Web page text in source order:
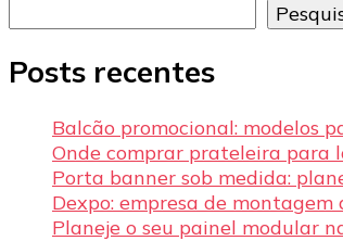
Posts recentes
Balcão promocional: modelos
Onde comprar prateleira para
Porta banner sob medida:
Dexpo: empresa de
Planeje o seu painel modular